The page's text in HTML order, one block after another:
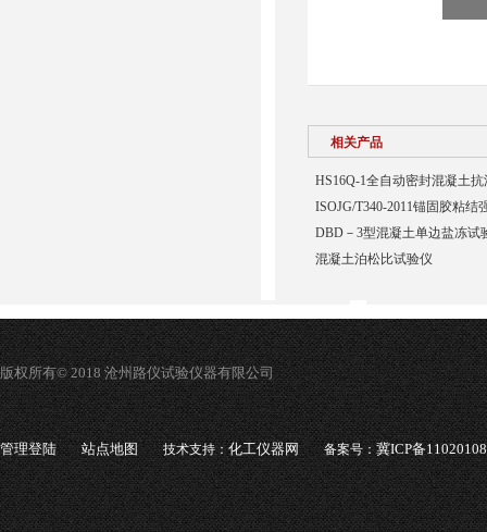
相关产品
HS16Q-1全自动密封混凝土抗
ISOJG/T340-2011锚固胶粘结
DBD－3型混凝土单边盐冻试
混凝土泊松比试验仪
版权所有© 2018 沧州路仪试验仪器有限公司
管理登陆 站点地图 技术支持：化工仪器网 备案号：冀ICP备